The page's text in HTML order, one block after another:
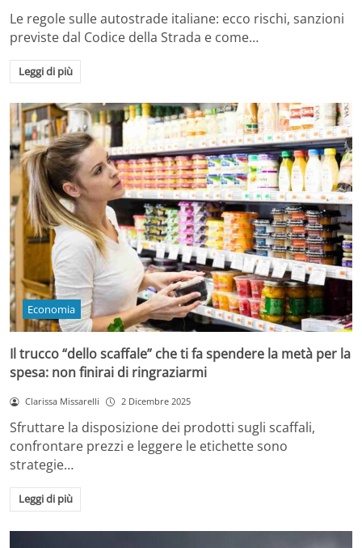
Le regole sulle autostrade italiane: ecco rischi, sanzioni
previste dal Codice della Strada e come…
Leggi di più
Economia
Il trucco “dello scaffale” che ti fa spendere la metà per la
spesa: non finirai di ringraziarmi
Clarissa Missarelli 2 Dicembre 2025
Sfruttare la disposizione dei prodotti sugli scaffali,
confrontare prezzi e leggere le etichette sono
strategie…
Leggi di più